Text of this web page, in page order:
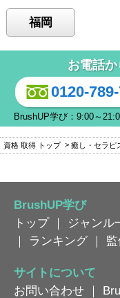
福岡
お電話
0120-
BrushUP学び：9:00～
資格 取得 トップ 癒し・セラピ
BrushUP学び
トップ｜ ジャンル
｜
ランキング ｜
サイトについて
お問い合わせ ｜